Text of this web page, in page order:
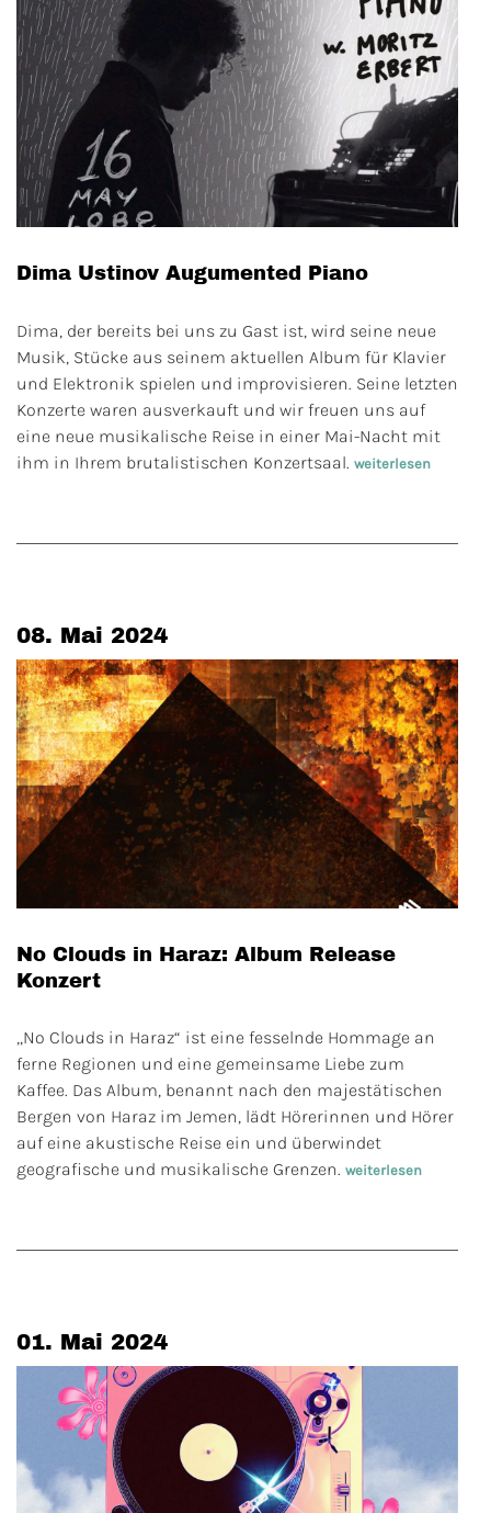
Dima Ustinov Augumented Piano
Dima, der bereits bei uns zu Gast ist, wird seine neue
Musik, Stücke aus seinem aktuellen Album für Klavier
und Elektronik spielen und improvisieren. Seine letzten
Konzerte waren ausverkauft und wir freuen uns auf
eine neue musikalische Reise in einer Mai-Nacht mit
ihm in Ihrem brutalistischen Konzertsaal. weiterlesen
08. Mai 2024
No Clouds in Haraz: Album Release
Konzert
„No Clouds in Haraz“ ist eine fesselnde Hommage an
ferne Regionen und eine gemeinsame Liebe zum
Kaffee. Das Album, benannt nach den majestätischen
Bergen von Haraz im Jemen, lädt Hörerinnen und Hörer
auf eine akustische Reise ein und überwindet
geografische und musikalische Grenzen. weiterlesen
01. Mai 2024